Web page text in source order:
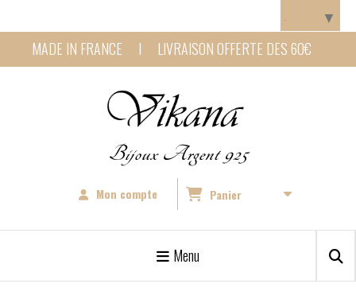
MADE IN FRANCE I LIVRAISON OFFERTE DES 60€
Bijoux Argent 925
Mon compte Panier
Menu
▼